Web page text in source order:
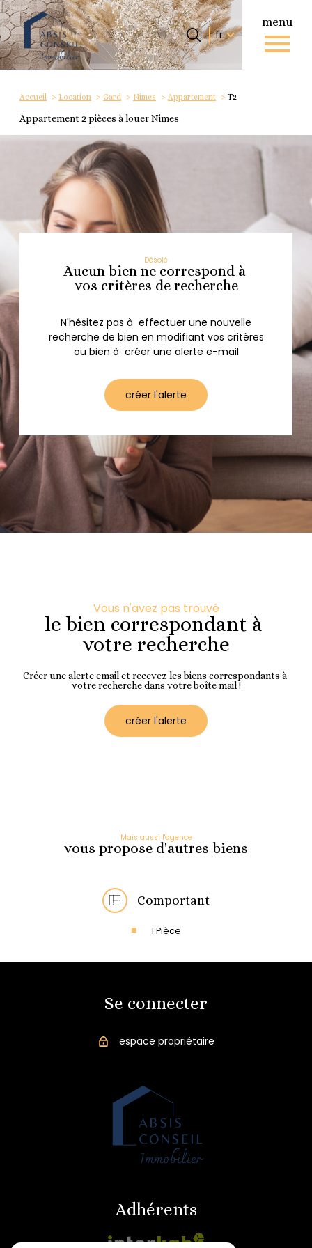
menu
Langue
fr
Accueil 0 Langue
fr
Accueil Location Gard Nimes Appartement T2
Appartement 2 pièces à louer Nimes
Désolé
Aucun bien ne correspond à
vos critères de recherche
N'hésitez pas à effectuer une nouvelle
recherche de bien en modifiant vos critères
ou bien à créer une alerte e-mail
créer l'alerte
Vous n'avez pas trouvé
le bien correspondant à
votre recherche
Créer une alerte email et recevez les biens correspondants à
votre recherche dans votre boîte mail !
créer l'alerte
Mais aussi l'agence
vous propose d'autres biens
Comportant
1 Pièce
Se connecter
espace propriétaire
Adhérents